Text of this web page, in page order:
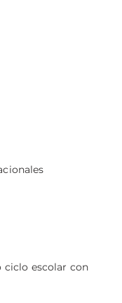
ciclo escolar con